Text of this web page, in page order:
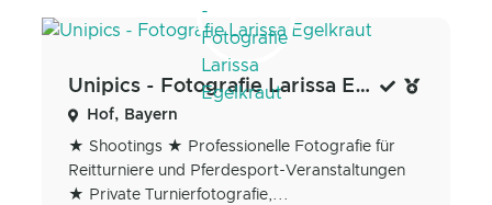
Unipics - Fotografie Larissa Egelkraut
Hof, Bayern
★ Shootings ★ Professionelle Fotografie für
Reitturniere und Pferdesport-Veranstaltungen
★ Private Turnierfotografie,...